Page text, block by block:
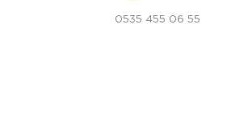
0535 455 06 55